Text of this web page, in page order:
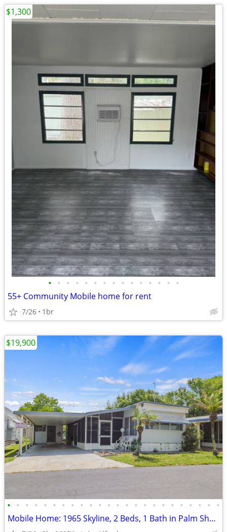
• • • • • • • • • • • • • • •
55+ Community Mobile home for rent
7/26 1br
$1,300
• • • • • • • • • • • • • • • • • • • • • • • •
Mobile Home: 1965 Skyline, 2 Beds, 1 Bath in Palm Shores
$19,900